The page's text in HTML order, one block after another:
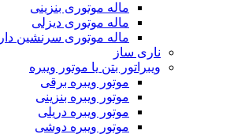
ماله موتوری بنزینی
ماله موتوری دیزلی
ماله موتوری سرنشین دار
ناری ساز
ویبراتور بتن یا موتور ویبره
موتور ویبره برقی
موتور ویبره بنزینی
موتور ویبره دریلی
موتور ویبره دوشی